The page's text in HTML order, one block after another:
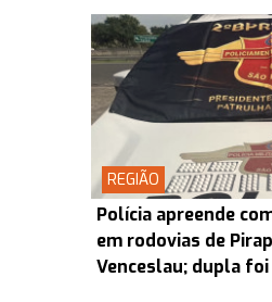
REGIÃO
Polícia apreende
em rodovias de
Venceslau; dupla